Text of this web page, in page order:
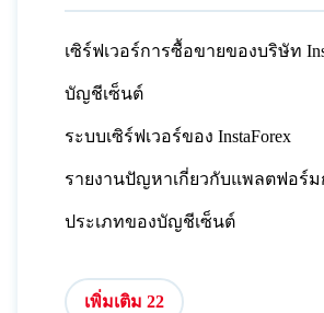
เซิร์ฟเวอร์การซื้อขายของบริษัท
บัญชีเซ็นต์
ระบบเซิร์ฟเวอร์ของ InstaForex
รายงานปัญหาเกี่ยวกับแพลตฟอร์
ประเภทของบัญชีเซ็นต์
เพิ่มเติม 22